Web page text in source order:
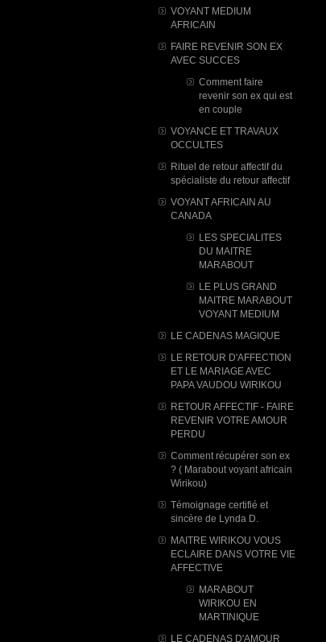
VOYANT MEDIUM
AFRICAIN
FAIRE REVENIR SON EX
AVEC SUCCES
Comment faire
revenir son ex qui est
en couple
VOYANCE ET TRAVAUX
OCCULTES
Rituel de retour affectif du
spécialiste du retour affectif
VOYANT AFRICAIN AU
CANADA
LES SPECIALITES
DU MAITRE
MARABOUT
LE PLUS GRAND
MAITRE MARABOUT
VOYANT MEDIUM
LE CADENAS MAGIQUE
LE RETOUR D'AFFECTION
ET LE MARIAGE AVEC
PAPA VAUDOU WIRIKOU
RETOUR AFFECTIF - FAIRE
REVENIR VOTRE AMOUR
PERDU
Comment récupérer son ex
? ( Marabout voyant africain
Wirikou)
Témoignage certifié et
sincère de Lynda D.
MAITRE WIRIKOU VOUS
ECLAIRE DANS VOTRE VIE
AFFECTIVE
MARABOUT
WIRIKOU ​EN
MARTINIQUE
LE CADENAS D'AMOUR